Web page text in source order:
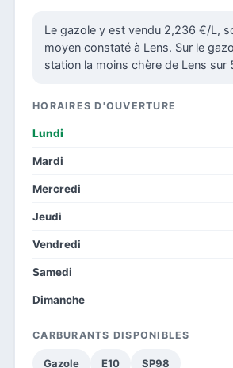
Le gazole y est vendu 2,236 €/L,
moyen constaté à Lens. Sur le
station la moins chère de Lens sur
HORAIRES D'OUVERTURE
Lundi
Mardi
Mercredi
Jeudi
Vendredi
Samedi
Dimanche
CARBURANTS DISPONIBLES
Gazole E10 SP98